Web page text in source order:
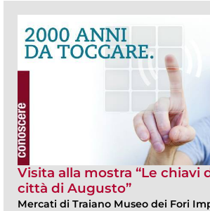
Visita alla mostra “Le chiavi
città di Augusto”
Mercati di Traiano Museo dei Fori